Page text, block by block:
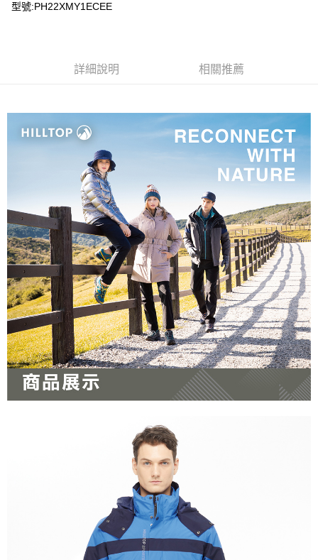
宅配(離島)
型號:PH22XMY1ECEE
詳細說明 相關推薦